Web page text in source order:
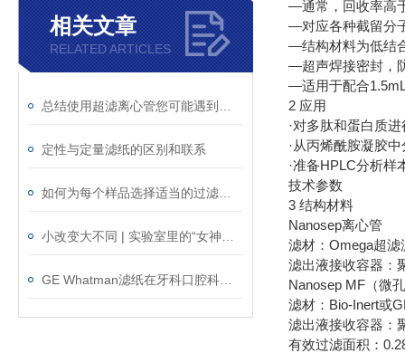
相关文章
RELATED ARTICLES
定性与定量滤纸的区别和联系
—通常，回收率高
—对应各种截留分
—结构材料为低结
—超声焊接密封，
—适用于配合
2 应用
·对多肽和蛋白质
·从丙烯酰胺凝胶
·准备HPLC分析样
技术参数
3 结构材料
Nanosep离心管
滤材：Omega超
滤出液接收容器：
Nanosep MF（微
滤材：Bio-Inert或
滤出液接收容器：
有效过滤面积：